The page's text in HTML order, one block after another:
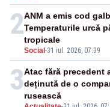
2
Social -31 iul. 2026, 07:39
ANM a emis cod
Temperaturile urcă
tropicale
3Atac fără precedent
deținută de o
rusească